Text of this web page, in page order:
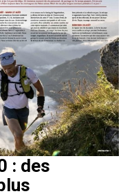
: des